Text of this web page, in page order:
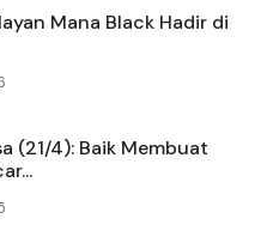
Mana Black Hadir di
(21/4): Baik Membuat